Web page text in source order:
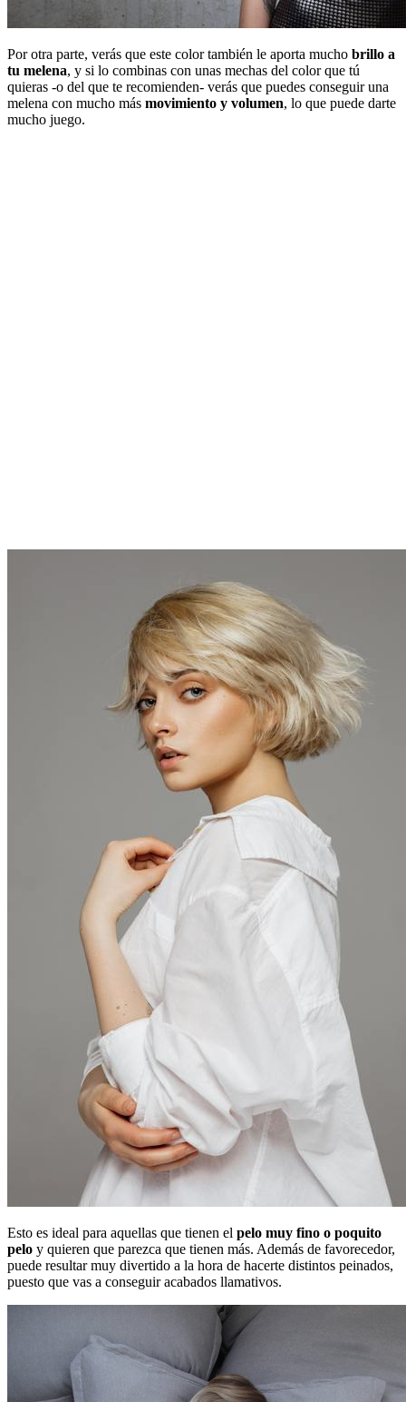
Por otra parte, verás que este color también le aporta mucho brillo a
tu melena, y si lo combinas con unas mechas del color que tú
quieras -o del que te recomienden- verás que puedes conseguir una
melena con mucho más movimiento y volumen, lo que puede darte
mucho juego.
Esto es ideal para aquellas que tienen el pelo muy fino o poquito
pelo y quieren que parezca que tienen más. Además de favorecedor,
puede resultar muy divertido a la hora de hacerte distintos peinados,
puesto que vas a conseguir acabados llamativos.